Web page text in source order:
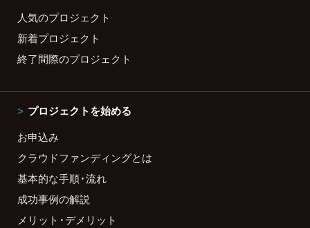
人気のプロジェクト
新着プロジェクト
終了間際のプロジェクト
プロジェクトを始める
お申込み
クラウドファンディングとは
基本的な手順・流れ
成功事例の解説
メリット・デメリット